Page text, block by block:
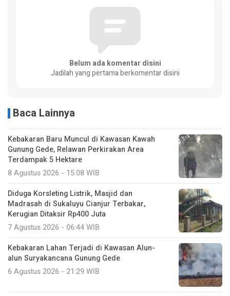
Belum ada komentar disini
Jadilah yang pertama berkomentar disini
Baca Lainnya
Kebakaran Baru Muncul di Kawasan Kawah
Gunung Gede, Relawan Perkirakan Area
Terdampak 5 Hektare
8 Agustus 2026 - 15:08 WIB
Diduga Korsleting Listrik, Masjid dan
Madrasah di Sukaluyu Cianjur Terbakar,
Kerugian Ditaksir Rp400 Juta
7 Agustus 2026 - 06:44 WIB
Kebakaran Lahan Terjadi di Kawasan Alun-
alun Suryakancana Gunung Gede
6 Agustus 2026 - 21:29 WIB